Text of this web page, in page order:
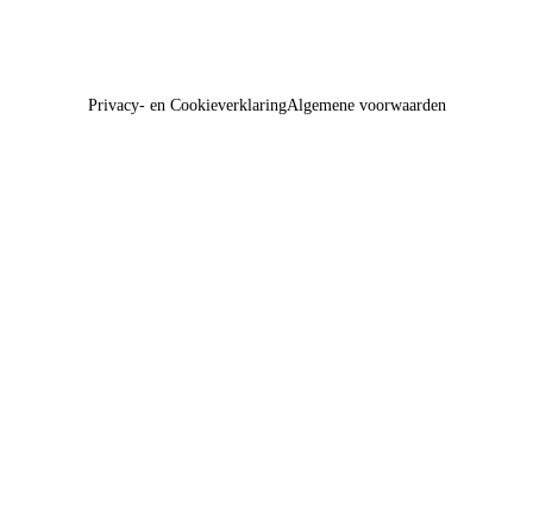
Privacy- en CookieverklaringAlgemene voorwaarden